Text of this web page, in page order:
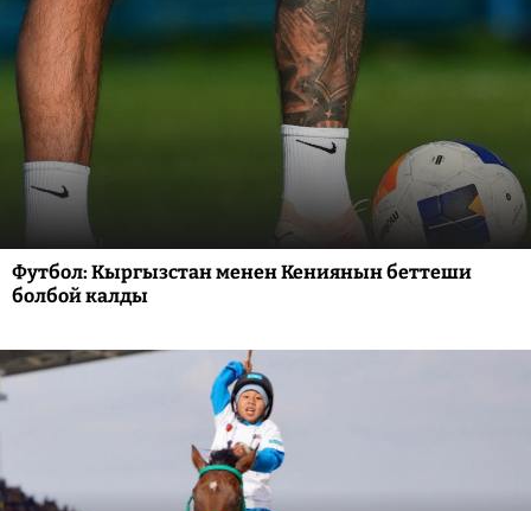
Футбол: Кыргызстан менен Кениянын беттеши
болбой калды